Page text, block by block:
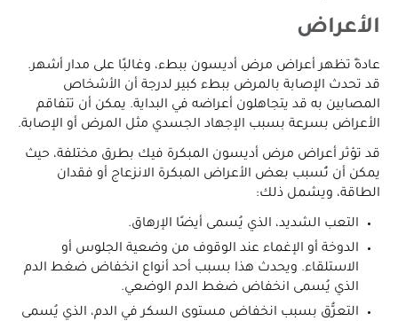
الأعراض
عادةً تظهر أعراض مرض أديسون ببطء، وغالبًا على مدار أشهر.
قد تحدث الإصابة بالمرض ببطء كبير لدرجة أن الأشخاص
المصابين به قد يتجاهلون أعراضه في البداية. يمكن أن تتفاقم
الأعراض بسرعة بسبب الإجهاد الجسدي مثل المرض أو الإصابة.
قد تؤثر أعراض مرض أديسون المبكرة فيك بطرق مختلفة، حيث
يمكن أن تُسبب بعض الأعراض المبكرة الانزعاج أو فقدان
الطاقة، ويشمل ذلك:
التعب الشديد، الذي يُسمى أيضًا الإرهاق.
الدوخة أو الإغماء عند الوقوف من وضعية الجلوس أو
الاستلقاء. ويحدث هذا بسبب أحد أنواع انخفاض ضغط الدم
الذي يُسمى انخفاض ضغط الدم الوضعي.
التعرُّق بسبب انخفاض مستوى السكر في الدم، الذي يُسمى